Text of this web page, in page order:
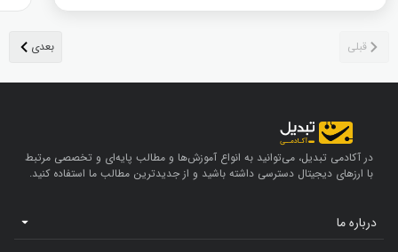
در آکادمی تبدیل، می‌توانید به انواع آموزش‌ها و مطالب پایه‌ای و تخصصی مرتبط
با ارزهای دیجیتال دسترسی داشته باشید و از جدیدترین مطالب ما استفاده کنید.
درباره ما